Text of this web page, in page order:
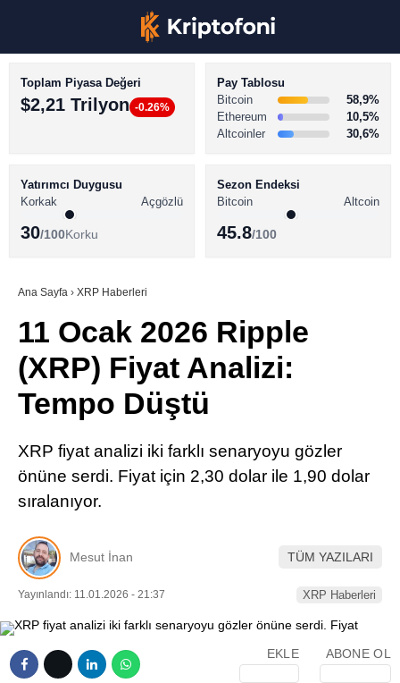
Youtube
TikTok
LinkedIn
BİTCOİN HABERLERİ
ALTCOİN HABERLERİ
SÖZLÜK
Toplam Piyasa Değeri
$2,21 Trilyon -0.26%
Pay Tablosu
Bitcoin
58,9%
Ethereum
10,5%
Altcoinler
30,6%
Yatırımcı Duygusu
Korkak
Açgözlü
30/100Korku
Sezon Endeksi
Bitcoin
Altcoin
45.8/100
Ana Sayfa › XRP Haberleri
11 Ocak 2026 Ripple
(XRP) Fiyat Analizi:
Tempo Düştü
XRP fiyat analizi iki farklı senaryoyu gözler
önüne serdi. Fiyat için 2,30 dolar ile 1,90 dolar
sıralanıyor.
Mesut İnan TÜM YAZILARI
Yayınlandı: 11.01.2026 - 21:37 XRP Haberleri
EKLE ABONE OL